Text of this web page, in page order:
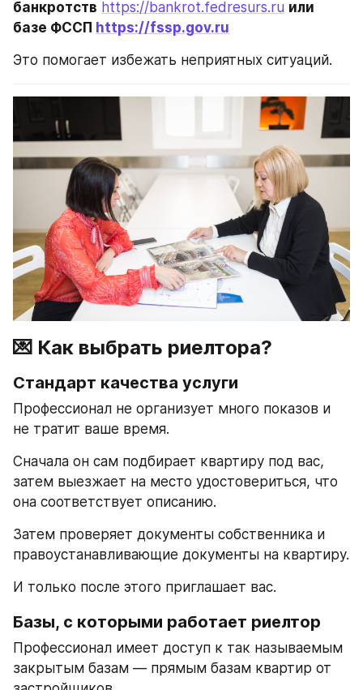
банкротств https://bankrot.fedresurs.ru или
базе ФССП https://fssp.gov.ru
Это помогает избежать неприятных ситуаций.
💌 Как выбрать риелтора?
Стандарт качества услуги
Профессионал не организует много показов и
не тратит ваше время.
Сначала он сам подбирает квартиру под вас,
затем выезжает на место удостовериться, что
она соответствует описанию.
Затем проверяет документы собственника и
правоустанавливающие документы на квартиру.
И только после этого приглашает вас.
Базы, с которыми работает риелтор
Профессионал имеет доступ к так называемым
закрытым базам — прямым базам квартир от